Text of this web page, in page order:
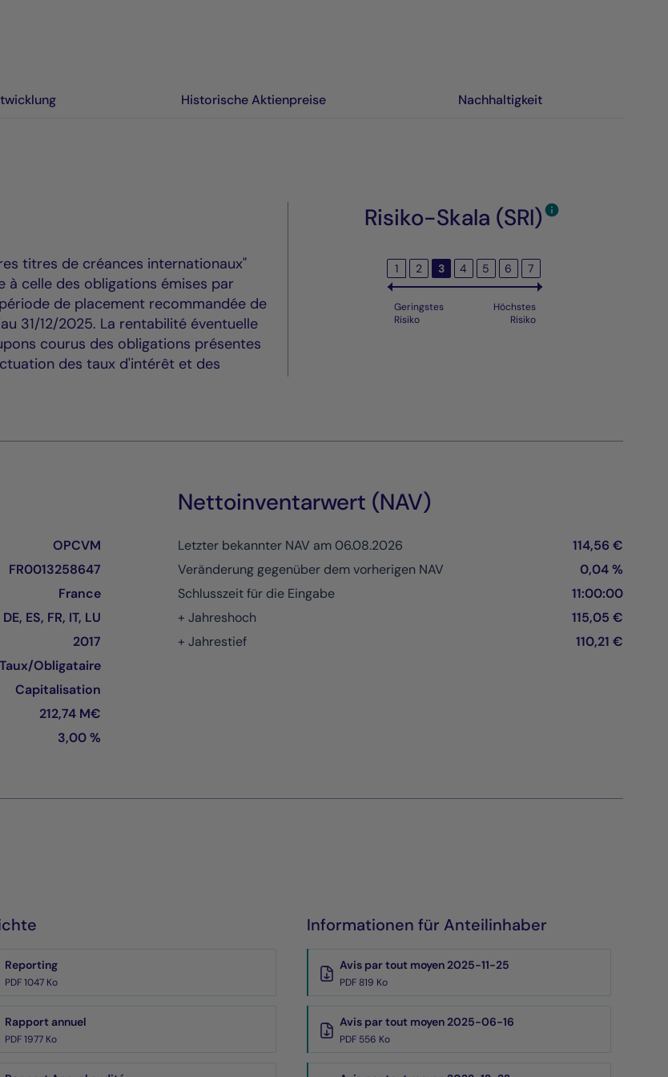
Historische Aktienpreise Nachhaltigkeit
titres de créances internationaux"
celle des obligations émises par
de placement recommandée de
31/12/2025. La rentabilité éventuelle
courus des obligations présentes
des taux d'intérêt et des
Risiko-Skala (SRI)
1 2 3 4 5 6 7
Geringstes
Risiko
Höchstes
Risiko
OPCVM
FR0013258647
France
ES, FR, IT, LU
2017
Taux/Obligataire
Capitalisation
212,74 M€
3,00 %
Nettoinventarwert (NAV)
Letzter bekannter NAV am 06.08.2026
114,56 €
Veränderung gegenüber dem vorherigen NAV
0,04 %
Schlusszeit für die Eingabe
11:00:00
+ Jahreshoch
115,05 €
+ Jahrestief
110,21 €
Reporting
PDF 1047 Ko
Rapport annuel
PDF 1977 Ko
Informationen für Anteilinhaber
Avis par tout moyen 2025-11-25
PDF 819 Ko
Avis par tout moyen 2025-06-16
PDF 556 Ko